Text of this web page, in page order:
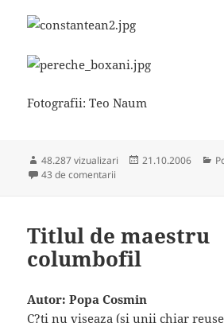
Fotografii: Teo Naum
48.287 vizualizari
Publicat
21.10.2006
43 de comentarii
Titlul de maestru
columbofil
Autor: Popa Cosmin
C?ti nu viseaza (si unii chiar